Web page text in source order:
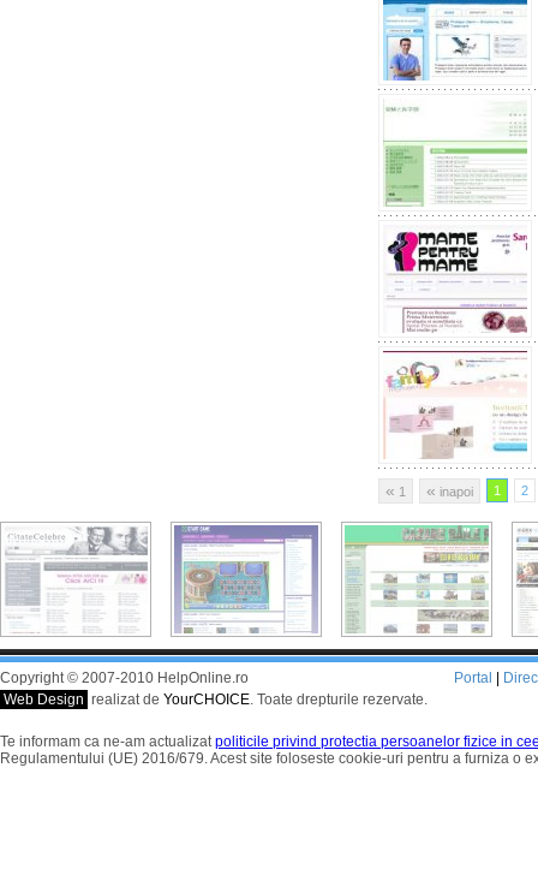
« 1 « inapoi 1 2
Copyright © 2007-2010 HelpOnline.ro
Web Design realizat de YourCHOICE. Toate drepturile rezervate.
Portal
Te informam ca ne-am actualizatpoliticile privind protectia persoanelor fizice in
Regulamentului (UE) 2016/679. Acest site foloseste cookie-uri pentru a furniza o